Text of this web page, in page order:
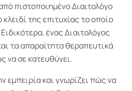
πιστοποιημένο Διαιτολόγο
της επιτυχίας το οποίο
ένας Διαιτολόγος
τα απαραίτητα θεραπευτικά
να σε κατευθύνει.
εμπειρία και γνωρίζει πώς να